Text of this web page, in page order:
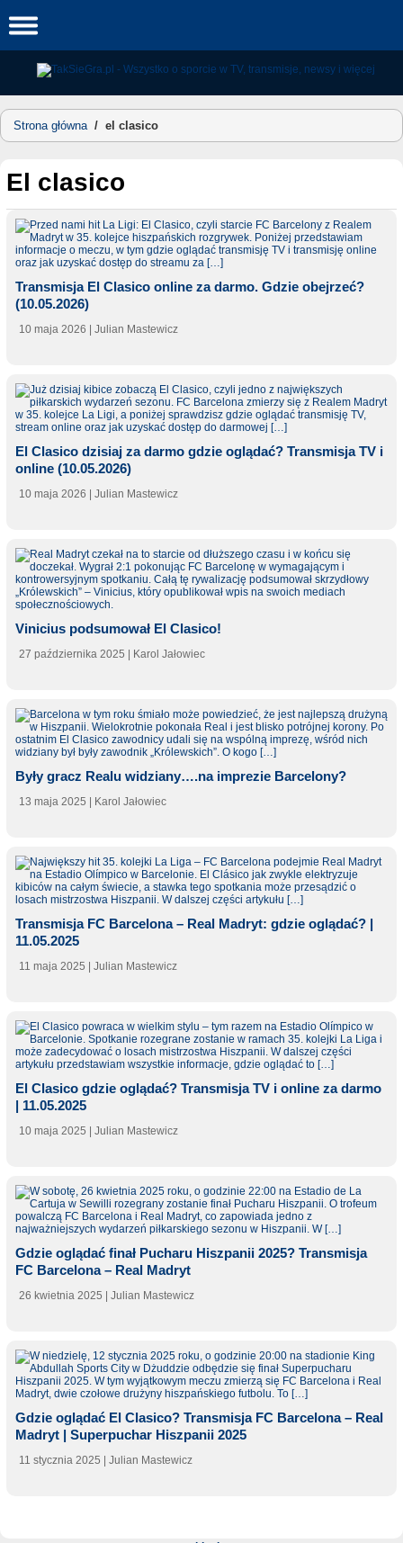
to
Strona główna/ el clasico
el clasico
Transmisja El Clasico online za darmo. Gdzie obejrzeć?
(10.05.2026)
10 maja 2026 | Julian Mastewicz
El Clasico dzisiaj za darmo gdzie oglądać? Transmisja TV i
online (10.05.2026)
10 maja 2026 | Julian Mastewicz
Vinicius podsumował El Clasico!
27 października 2025 | Karol Jałowiec
Były gracz Realu widziany….na imprezie Barcelony?
13 maja 2025 | Karol Jałowiec
Transmisja FC Barcelona – Real Madryt: gdzie oglądać? |
11.05.2025
11 maja 2025 | Julian Mastewicz
El Clasico gdzie oglądać? Transmisja TV i online za darmo
| 11.05.2025
10 maja 2025 | Julian Mastewicz
Gdzie oglądać finał Pucharu Hiszpanii 2025? Transmisja
FC Barcelona – Real Madryt
26 kwietnia 2025 | Julian Mastewicz
Gdzie oglądać El Clasico? Transmisja FC Barcelona – Real
Madryt | Superpuchar Hiszpanii 2025
11 stycznia 2025 | Julian Mastewicz